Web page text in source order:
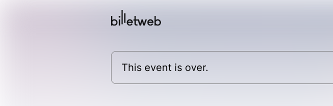
This event is over.